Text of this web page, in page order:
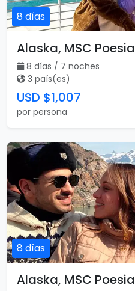
8 días
Alaska, MSC Poesia
8 días / 7 noches
3 país(es)
USD $1,007
por persona
8 días
Alaska, MSC Poesia